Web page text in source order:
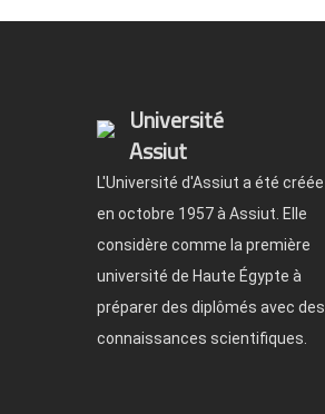
Université
Assiut
L'Université d'Assiut a été créée
en octobre 1957 à Assiut. Elle
considère comme la première
université de Haute Égypte à
préparer des diplômés avec des
connaissances scientifiques.